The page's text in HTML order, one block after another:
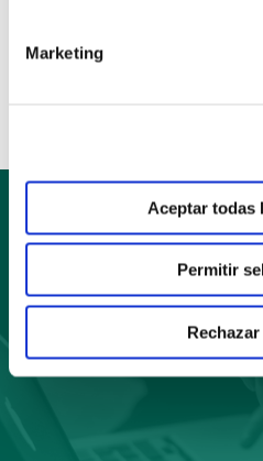
Marketing
Aceptar todas
Permitir
Compartir:
a